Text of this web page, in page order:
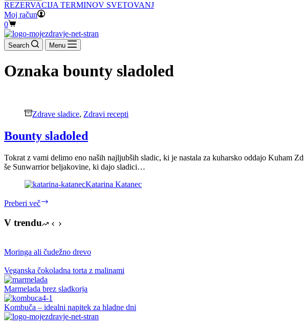
REZERVACIJA TERMINOV SVETOVANJ
Moj račun
Shopping
cart
0
Search Menu
Oznaka bounty sladoled
Zdrave sladice, Zdravi recepti
Bounty sladoled
Tokrat z vami delimo eno naših najljubših sladic, ki je nastala za kuharsko oddajo Kuham
še Sunwarrior beljakovine, ki dajo sladici…
Katarina Katanec
Preberi več
V trendu
Moringa ali čudežno drevo
Veganska čokoladna torta z malinami
Marmelada brez sladkorja
Kombuča – idealni napitek za hladne dni